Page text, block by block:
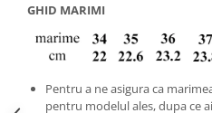
GHID MARIMI
Pentru a ne asigura ca
pentru modelul ales, dupa ce